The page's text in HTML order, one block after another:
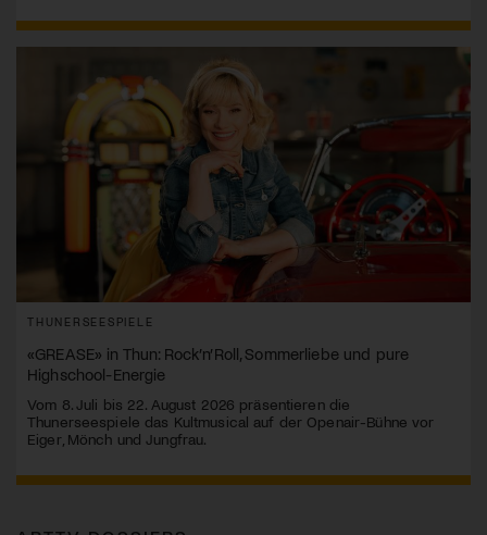
THUNERSEESPIELE
«GREASE» in Thun: Rock’n’Roll, Sommerliebe und pure
Highschool-Energie
Vom 8. Juli bis 22. August 2026 präsentieren die
Thunerseespiele das Kultmusical auf der Openair-Bühne vor
Eiger, Mönch und Jungfrau.